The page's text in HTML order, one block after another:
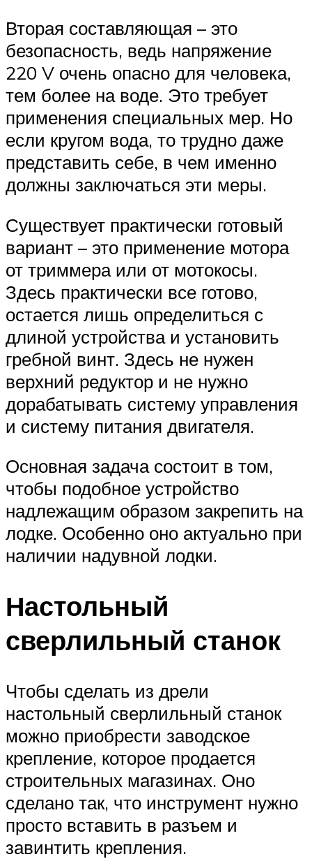
Вторая составляющая – это
безопасность, ведь напряжение
220 V очень опасно для человека,
тем более на воде. Это требует
применения специальных мер. Но
если кругом вода, то трудно даже
представить себе, в чем именно
должны заключаться эти меры.
Существует практически готовый
вариант – это применение мотора
от триммера или от мотокосы.
Здесь практически все готово,
остается лишь определиться с
длиной устройства и установить
гребной винт. Здесь не нужен
верхний редуктор и не нужно
дорабатывать систему управления
и систему питания двигателя.
Основная задача состоит в том,
чтобы подобное устройство
надлежащим образом закрепить на
лодке. Особенно оно актуально при
наличии надувной лодки.
Настольный
сверлильный станок
Чтобы сделать из дрели
настольный сверлильный станок
можно приобрести заводское
крепление, которое продается
строительных магазинах. Оно
сделано так, что инструмент нужно
просто вставить в разъем и
завинтить крепления.